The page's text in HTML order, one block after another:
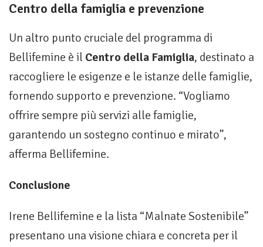
Centro della famiglia e prevenzione
Un altro punto cruciale del programma di
Bellifemine è il Centro della Famiglia, destinato a
raccogliere le esigenze e le istanze delle famiglie,
fornendo supporto e prevenzione. “Vogliamo
offrire sempre più servizi alle famiglie,
garantendo un sostegno continuo e mirato”,
afferma Bellifemine.
Conclusione
Irene Bellifemine e la lista “Malnate Sostenibile”
presentano una visione chiara e concreta per il